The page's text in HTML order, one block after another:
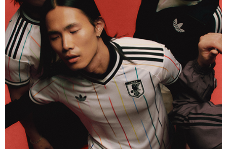
アディダス サッカー日本女子代表 2026 ホーム レプリカ ユニ